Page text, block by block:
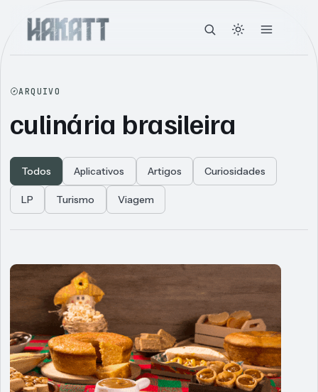
ARQUIVO
culinária brasileira
Todos Aplicativos Artigos Curiosidades
LP Turismo Viagem
Articles